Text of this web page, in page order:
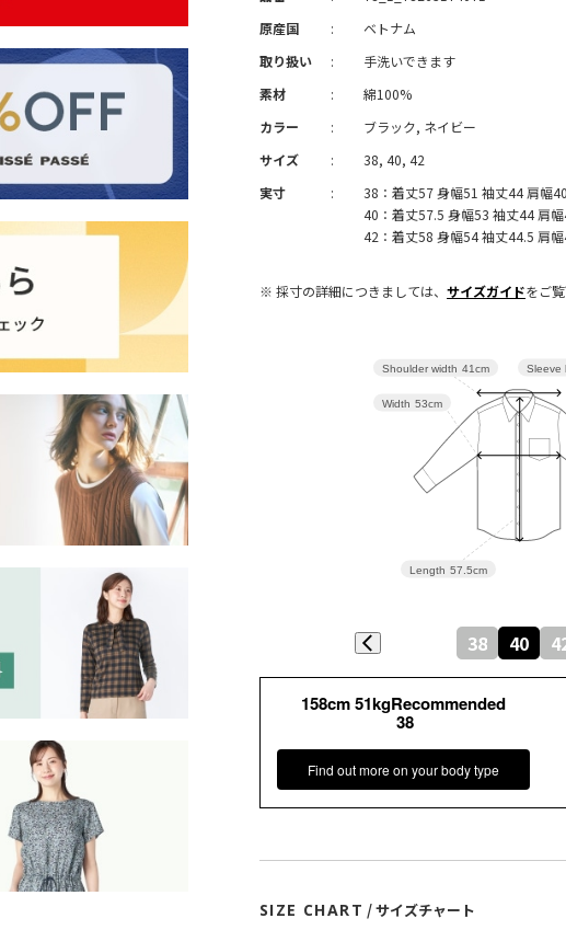
原産国
:
ベトナム
取り扱い
:
手洗いできます
素材
:
綿100%
カラー
:
ブラック, ネイビー
サイズ
:
38, 40, 42
実寸
:
38：着丈57 身幅51 袖丈44 肩幅
40：着丈57.5 身幅53 袖丈44 肩幅
42：着丈58 身幅54 袖丈44.5 肩
※ 採寸の詳細につきましては、サイズガイドをご覧
Sleeve
Length 57.5cm
Width 53cm
Shoulder width 41cm
38 40
158cm 51kgRecommended
38
Find out more on your body type
SIZE CHART / サイズチャート